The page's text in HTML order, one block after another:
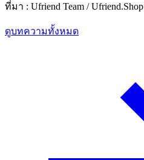
ที่มา : Ufriend Team / Ufriend.Shop
ดูบทความทั้งหมด